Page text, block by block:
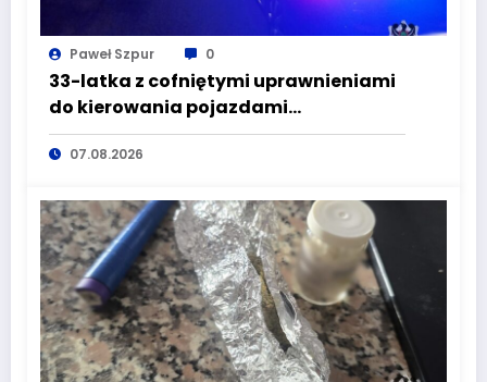
Paweł Szpur 0
33-latka z cofniętymi uprawnieniami
do kierowania pojazdami
wyeliminowana z lokalnych dróg
07.08.2026